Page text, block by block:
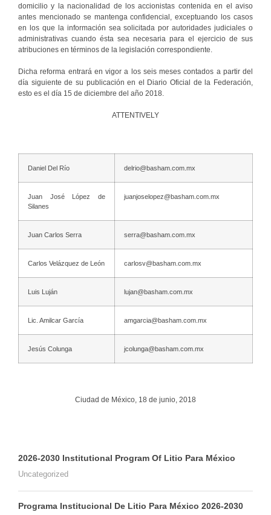
domicilio y la nacionalidad de los accionistas contenida en el aviso
antes mencionado se mantenga confidencial, exceptuando los casos
en los que la información sea solicitada por autoridades judiciales o
administrativas cuando ésta sea necesaria para el ejercicio de sus
atribuciones en términos de la legislación correspondiente.
Dicha reforma entrará en vigor a los seis meses contados a partir del
día siguiente de su publicación en el Diario Oficial de la Federación,
esto es el día 15 de diciembre del año 2018.
ATTENTIVELY
Daniel Del Río delrio@basham.com.mx
Juan José López de
Silanes
juanjoselopez@basham.com.mx
Juan Carlos Serra serra@basham.com.mx
Carlos Velázquez de León carlosv@basham.com.mx
Luis Luján lujan@basham.com.mx
Lic. Amilcar García amgarcia@basham.com.mx
Jesús Colunga jcolunga@basham.com.mx
Ciudad de México, 18 de junio, 2018
2026-2030 Institutional Program Of Litio Para México
Uncategorized
Programa Institucional De Litio Para México 2026-2030